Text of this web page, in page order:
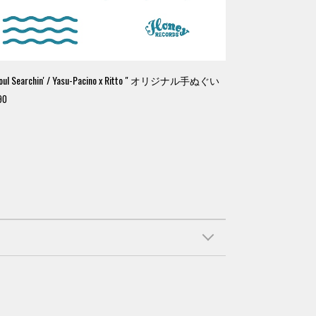
Searchin' / Yasu-Pacino x Ritto " オリジナル手ぬぐい